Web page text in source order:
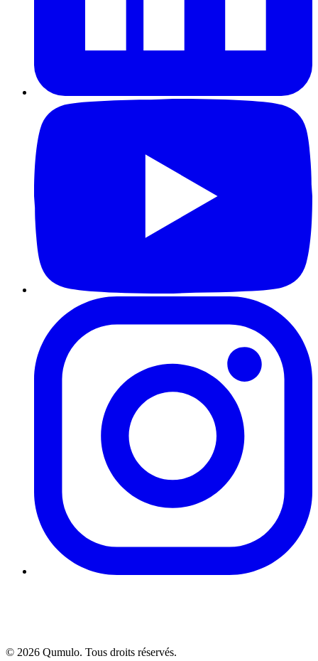
© 2026 Qumulo. Tous droits réservés.